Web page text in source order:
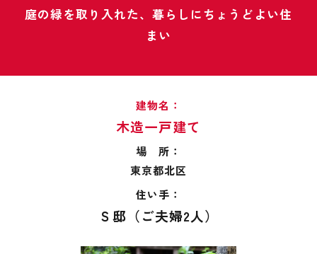
庭の緑を取り入れた、暮らしにちょうどよい住
まい
建物名：
木造一戸建て
場 所：
東京都北区
住い手：
Ｓ邸（ご夫婦2人）